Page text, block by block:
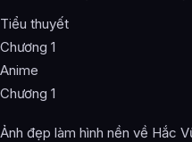
Tiểu thuyết
Chương 1
Anime
Chương 1
Ảnh đẹp làm hình nền về Hắc